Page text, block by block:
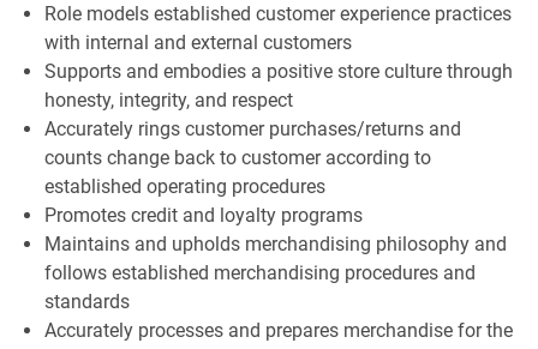
Role models established customer experience practices
with internal and external customers
Supports and embodies a positive store culture through
honesty, integrity, and respect
Accurately rings customer purchases/returns and
counts change back to customer according to
established operating procedures
Promotes credit and loyalty programs
Maintains and upholds merchandising philosophy and
follows established merchandising procedures and
standards
Accurately processes and prepares merchandise for the